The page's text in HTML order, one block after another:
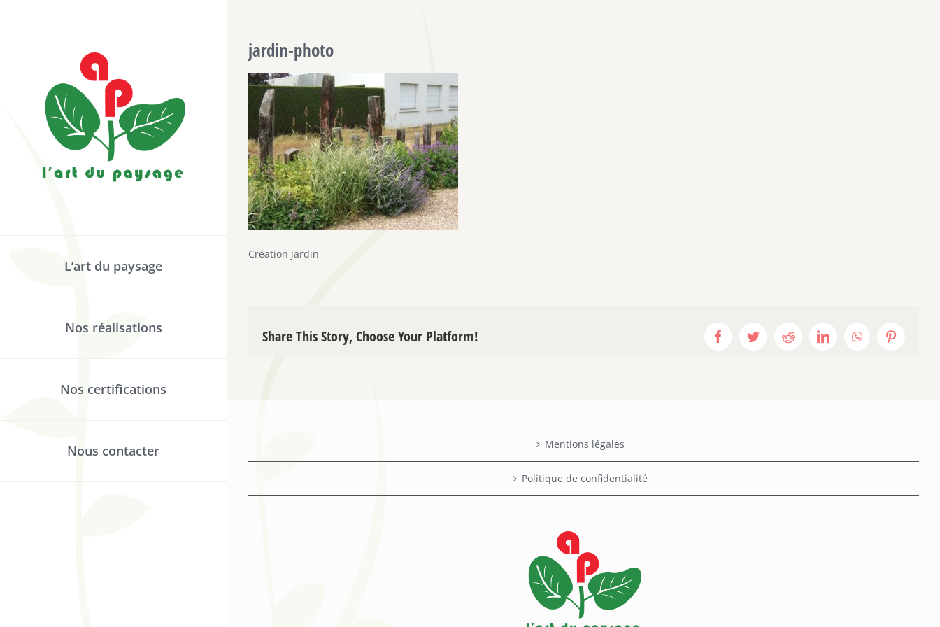
L’art du paysage
Nos réalisations
Nos certifications
Nous contacter
jardin-photo
Création jardin
Share This Story, Choose Your Platform! FacebookTwitterRedditLinkedInWhatsAppPinterest
Mentions légales
Politique de confidentialité